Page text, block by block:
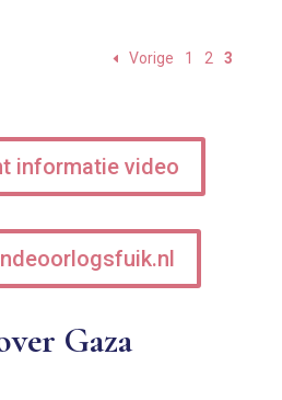
Vorige 1 2 3
informatie video
Gaza